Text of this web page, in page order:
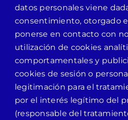
datos personales viene
consentimiento, otorgado
ponerse en contacto con
utilización de cookies
comportamentales y
cookies de sesión o
legitimación para el
por el interés legítimo del
(responsable del